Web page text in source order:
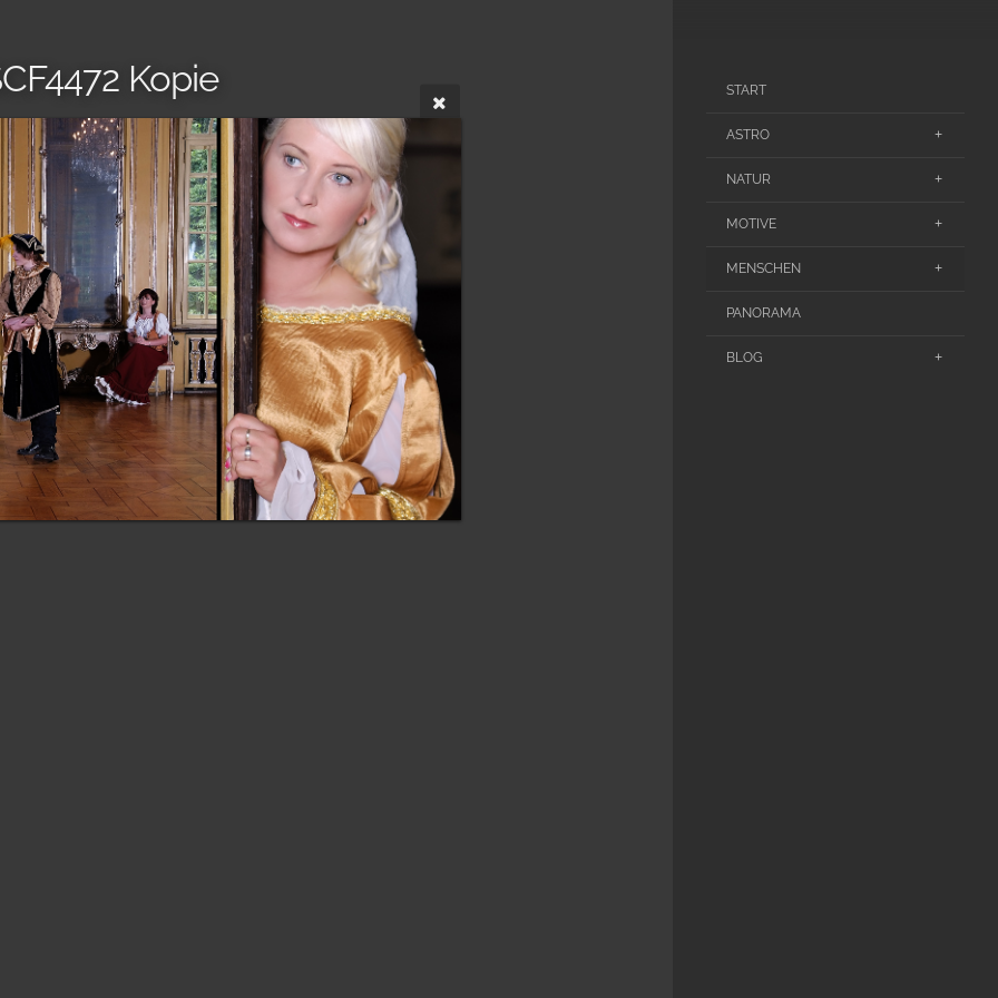
START
ASTRO
NATUR
MOTIVE
MENSCHEN
PANORAMA
BLOG
Kopie